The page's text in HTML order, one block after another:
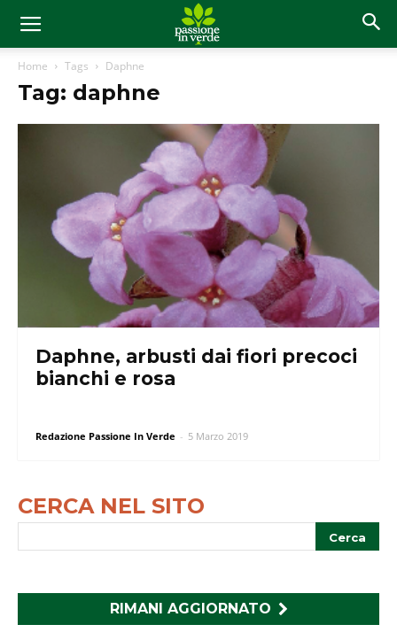
Home Tags Daphne
Tag: daphne
Daphne, arbusti dai fiori precoci
bianchi e rosa
Redazione Passione In Verde - 5 Marzo 2019
CERCA NEL SITO
RIMANI AGGIORNATO